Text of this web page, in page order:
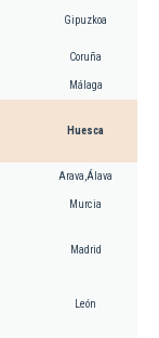
Gipuzkoa
Coruña
Málaga
Huesca
Arava,Álava
Murcia
Madrid
León